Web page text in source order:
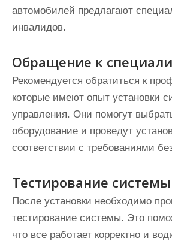
автомобилей предлагают
инвалидов.
Обращение к
Рекомендуется обратиться к
которые имеют опыт установки
управления. Они помогут
оборудование и проведут
соответствии с требованиями
Тестирование системы
После установки необходимо
тестирование системы. Это
что все работает корректно и